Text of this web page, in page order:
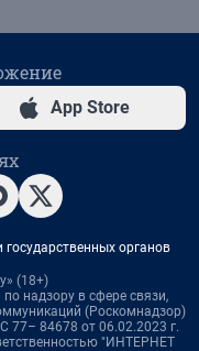
App Store
органов
(18+)
надзору в сфере связи,
(Роскомнадзор)
84678 от 06.02.2023 г.
"ИНТЕРНЕТ